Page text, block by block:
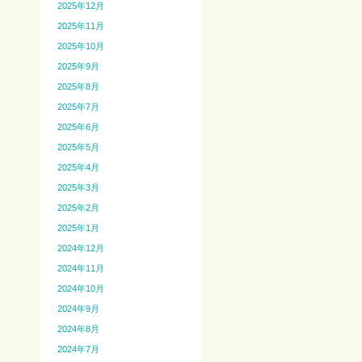
2025年12月
2025年11月
2025年10月
2025年9月
2025年8月
2025年7月
2025年6月
2025年5月
2025年4月
2025年3月
2025年2月
2025年1月
2024年12月
2024年11月
2024年10月
2024年9月
2024年8月
2024年7月